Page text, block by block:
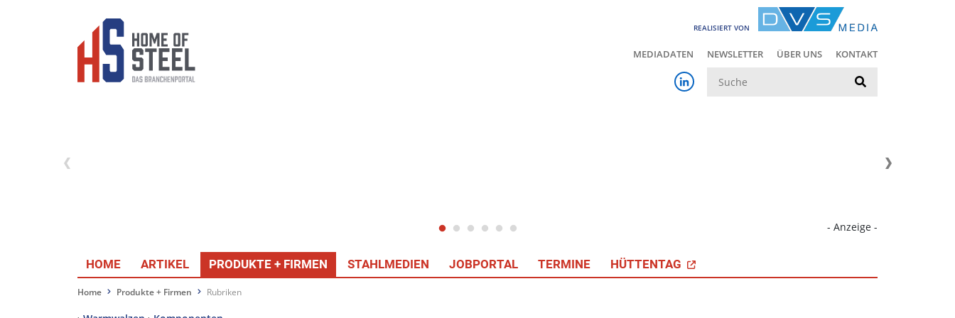
REALISIERT VON
MEDIADATEN NEWSLETTER ÜBER UNS KONTAKT
- Anzeige -
HOME ARTIKEL PRODUKTE + FIRMEN STAHLMEDIEN JOBPORTAL TERMINE HÜTTENTAG
Home Produkte + Firmen Rubriken